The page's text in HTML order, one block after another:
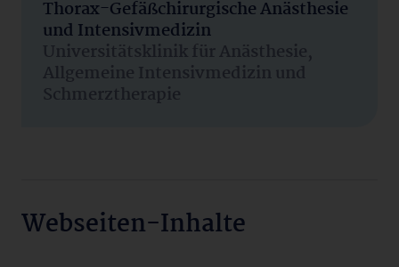
Thorax-Gefäßchirurgische Anästhesie
und Intensivmedizin
Universitätsklinik für Anästhesie,
Allgemeine Intensivmedizin und
Schmerztherapie
Webseiten-Inhalte